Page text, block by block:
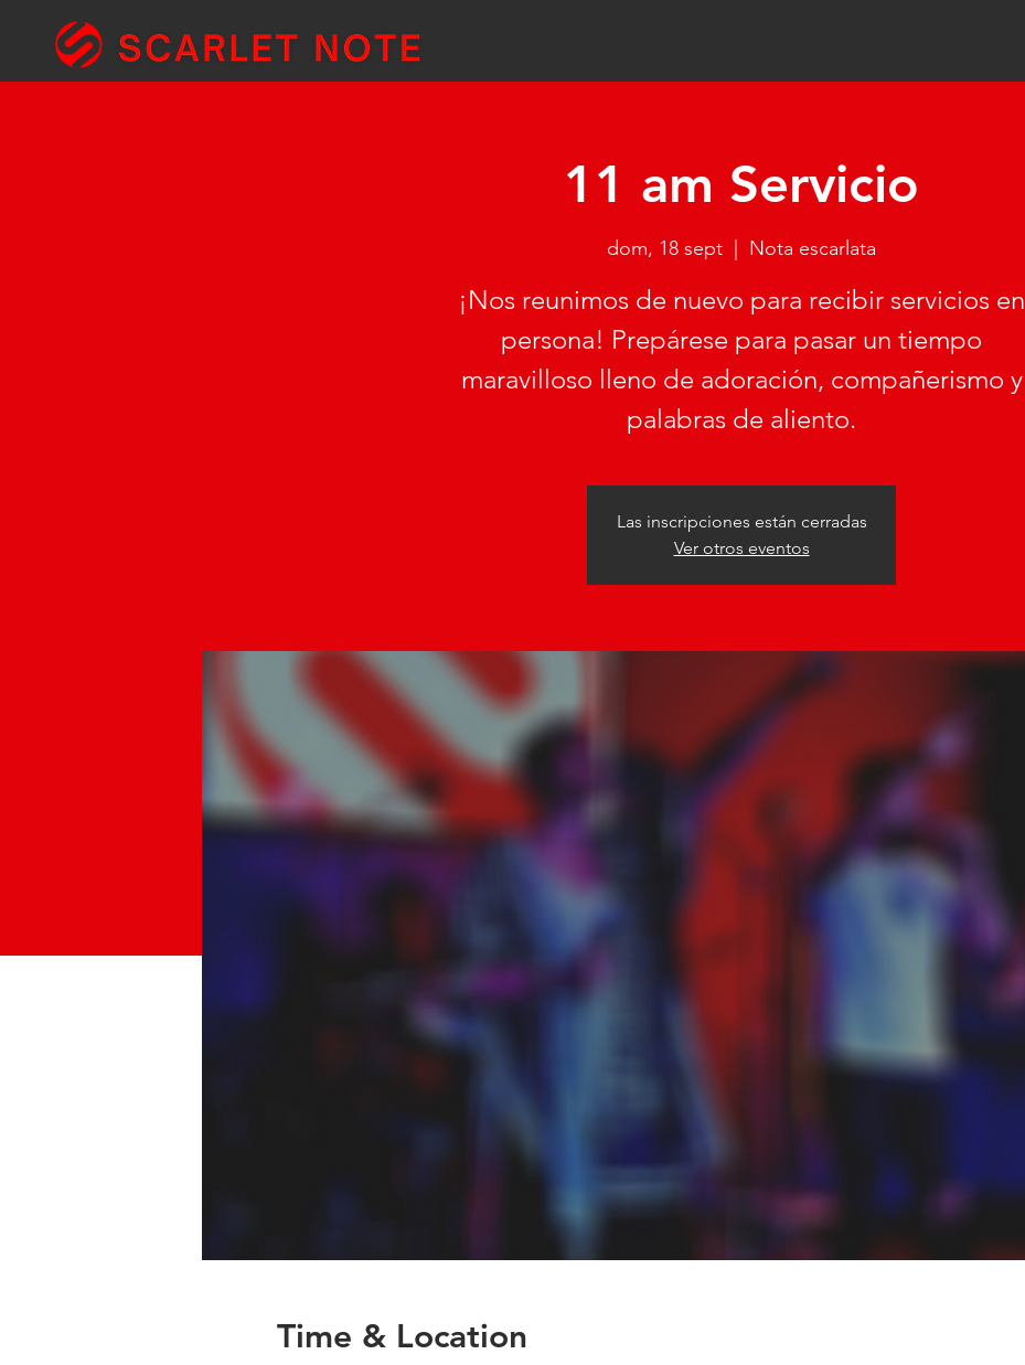
11 am Servicio
dom, 18 sept Nota escarlata
¡Nos reunimos de nuevo para recibir servicios en
persona! Prepárese para pasar un tiempo
maravilloso lleno de adoración, compañerismo y
palabras de aliento.
Las inscripciones están cerradas
Ver otros eventos
Time & Location